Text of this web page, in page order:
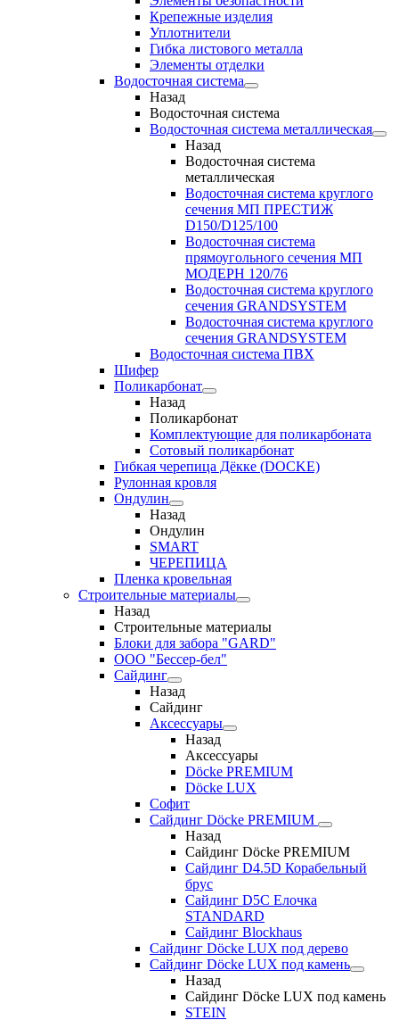
Крепежные изделия
Уплотнители
Гибка листового металла
Элементы отделки
Водосточная система
Назад
Водосточная система
Водосточная система металлическая
Назад
Водосточная система
металлическая
Водосточная система круглого
сечения МП ПРЕСТИЖ
D150/D125/100
Водосточная система
прямоугольного сечения МП
МОДЕРН 120/76
Водосточная система круглого
сечения GRANDSYSTEM
Водосточная система круглого
сечения GRANDSYSTEM
Водосточная система ПВХ
Шифер
Поликарбонат
Назад
Поликарбонат
Комплектующие для поликарбоната
Сотовый поликарбонат
Гибкая черепица Дёкке (DOCKE)
Рулонная кровля
Ондулин
Назад
Ондулин
SMART
ЧЕРЕПИЦА
Пленка кровельная
Строительные материалы
Назад
Строительные материалы
Блоки для забора "GARD"
ООО "Бессер-бел"
Сайдинг
Назад
Сайдинг
Аксессуары
Назад
Аксессуары
Döcke PREMIUM
Döcke LUX
Софит
Сайдинг Döcke PREMIUM
Назад
Сайдинг Döcke PREMIUM
Сайдинг D4.5D Корабельный
брус
Сайдинг D5С Елочка
STANDARD
Сайдинг Blockhaus
Сайдинг Döcke LUX под дерево
Сайдинг Döcke LUX под камень
Назад
Сайдинг Döcke LUX под камень
STEIN